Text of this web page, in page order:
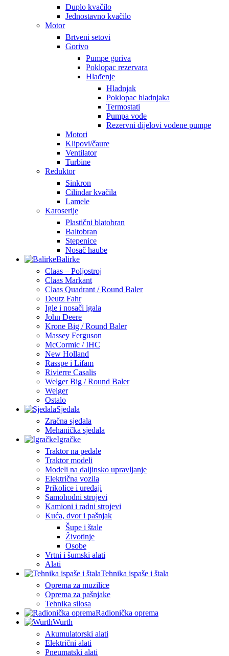
Duplo kvačilo
Jednostavno kvačilo
Motor
Brtveni setovi
Gorivo
Pumpe goriva
Poklopac rezervara
Hlađenje
Hladnjak
Poklopac hladnjaka
Termostati
Pumpa vode
Rezervni dijelovi vodene pumpe
Motori
Klipovi/čaure
Ventilator
Turbine
Reduktor
Sinkron
Cilindar kvačila
Lamele
Karoserije
Plastični blatobran
Baltobran
Stepenice
Nosač haube
Balirke
Claas – Poljostroj
Claas Markant
Claas Quadrant / Round Baler
Deutz Fahr
Igle i nosači igala
John Deere
Krone Big / Round Baler
Massey Ferguson
McCormic / IHC
New Holland
Rasspe i Lifam
Rivierre Casalis
Welger Big / Round Baler
Welger
Ostalo
Sjedala
Zračna sjedala
Mehanička sjedala
Igračke
Traktor na pedale
Traktor modeli
Modeli na daljinsko upravljanje
Električna vozila
Prikolice i uređaji
Samohodni strojevi
Kamioni i radni strojevi
Kuća, dvor i pašnjak
Šupe i štale
Životinje
Osobe
Vrtni i šumski alati
Alati
Tehnika ispaše i štala
Oprema za muzilice
Oprema za pašnjake
Tehnika silosa
Radionička oprema
Wurth
Akumulatorski alati
Električni alati
Pneumatski alati